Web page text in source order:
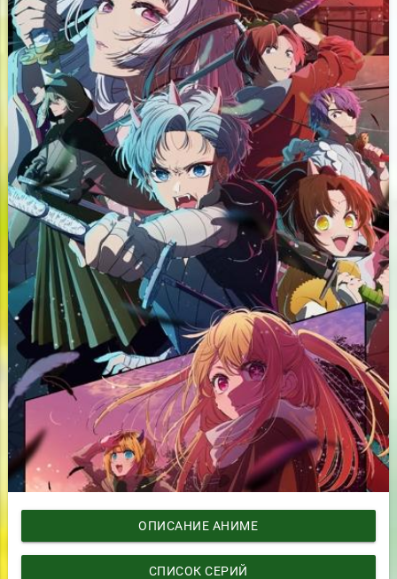
ОПИСАНИЕ АНИМЕ
СПИСОК СЕРИЙ